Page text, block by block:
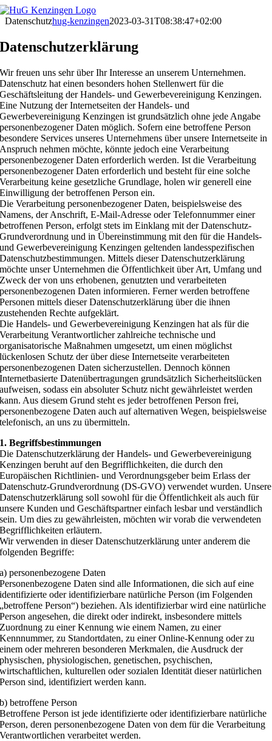
Zum
Inhalt
Datenschutzhug-kenzingen2023-03-31T08:38:47+02:00
Datenschutzerklärung
Wir freuen uns sehr über Ihr Interesse an unserem Unternehmen.
Datenschutz hat einen besonders hohen Stellenwert für die
Geschäftsleitung der Handels- und Gewerbevereinigung Kenzingen.
Eine Nutzung der Internetseiten der Handels- und
Gewerbevereinigung Kenzingen ist grundsätzlich ohne jede Angabe
personenbezogener Daten möglich. Sofern eine betroffene Person
besondere Services unseres Unternehmens über unsere Internetseite in
Anspruch nehmen möchte, könnte jedoch eine Verarbeitung
personenbezogener Daten erforderlich werden. Ist die Verarbeitung
personenbezogener Daten erforderlich und besteht für eine solche
Verarbeitung keine gesetzliche Grundlage, holen wir generell eine
Einwilligung der betroffenen Person ein.
Die Verarbeitung personenbezogener Daten, beispielsweise des
Namens, der Anschrift, E-Mail-Adresse oder Telefonnummer einer
betroffenen Person, erfolgt stets im Einklang mit der Datenschutz-
Grundverordnung und in Übereinstimmung mit den für die Handels-
und Gewerbevereinigung Kenzingen geltenden landesspezifischen
Datenschutzbestimmungen. Mittels dieser Datenschutzerklärung
möchte unser Unternehmen die Öffentlichkeit über Art, Umfang und
Zweck der von uns erhobenen, genutzten und verarbeiteten
personenbezogenen Daten informieren. Ferner werden betroffene
Personen mittels dieser Datenschutzerklärung über die ihnen
zustehenden Rechte aufgeklärt.
Die Handels- und Gewerbevereinigung Kenzingen hat als für die
Verarbeitung Verantwortlicher zahlreiche technische und
organisatorische Maßnahmen umgesetzt, um einen möglichst
lückenlosen Schutz der über diese Internetseite verarbeiteten
personenbezogenen Daten sicherzustellen. Dennoch können
Internetbasierte Datenübertragungen grundsätzlich Sicherheitslücken
aufweisen, sodass ein absoluter Schutz nicht gewährleistet werden
kann. Aus diesem Grund steht es jeder betroffenen Person frei,
personenbezogene Daten auch auf alternativen Wegen, beispielsweise
telefonisch, an uns zu übermitteln.
1. Begriffsbestimmungen
Die Datenschutzerklärung der Handels- und Gewerbevereinigung
Kenzingen beruht auf den Begrifflichkeiten, die durch den
Europäischen Richtlinien- und Verordnungsgeber beim Erlass der
Datenschutz-Grundverordnung (DS-GVO) verwendet wurden. Unsere
Datenschutzerklärung soll sowohl für die Öffentlichkeit als auch für
unsere Kunden und Geschäftspartner einfach lesbar und verständlich
sein. Um dies zu gewährleisten, möchten wir vorab die verwendeten
Begrifflichkeiten erläutern.
Wir verwenden in dieser Datenschutzerklärung unter anderem die
folgenden Begriffe:
a) personenbezogene Daten
Personenbezogene Daten sind alle Informationen, die sich auf eine
identifizierte oder identifizierbare natürliche Person (im Folgenden
„betroffene Person“) beziehen. Als identifizierbar wird eine natürliche
Person angesehen, die direkt oder indirekt, insbesondere mittels
Zuordnung zu einer Kennung wie einem Namen, zu einer
Kennnummer, zu Standortdaten, zu einer Online-Kennung oder zu
einem oder mehreren besonderen Merkmalen, die Ausdruck der
physischen, physiologischen, genetischen, psychischen,
wirtschaftlichen, kulturellen oder sozialen Identität dieser natürlichen
Person sind, identifiziert werden kann.
b) betroffene Person
Betroffene Person ist jede identifizierte oder identifizierbare natürliche
Person, deren personenbezogene Daten von dem für die Verarbeitung
Verantwortlichen verarbeitet werden.